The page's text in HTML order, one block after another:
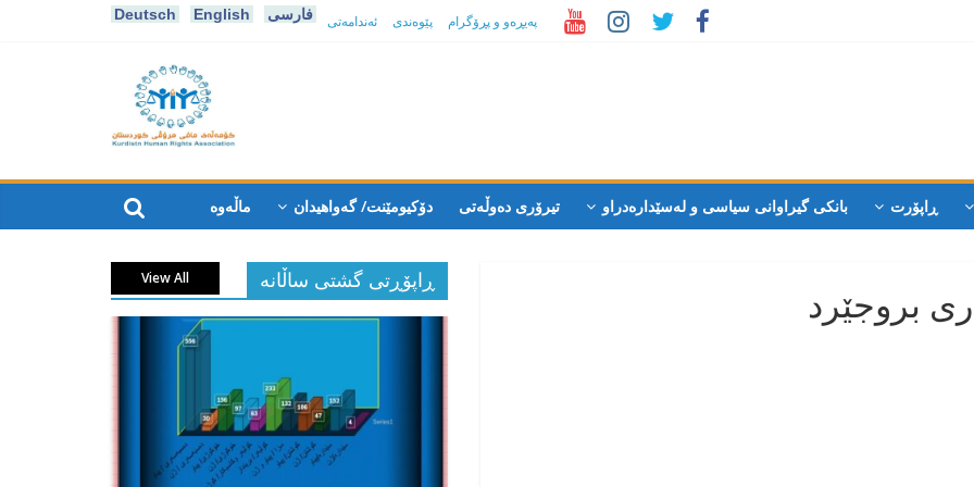
Deutsch English فارسی پەیڕەو و پڕۆگرام پێوەندی ئەندامەتی
كۆمه‌ڵه‌ی
مافی
مرۆڤی
کوردستان
ڕاپۆرت بانکی گیراوانی سیاسی و لەسێدارەدراو تیرۆری دەوڵەتی دۆکیومێنت/ گەواهیدان ماڵەوە
بروجێرد
ڕاپۆڕتی گشتی ساڵانه View All